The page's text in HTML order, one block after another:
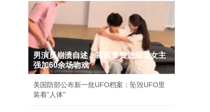
男演员崩溃自述：富婆带资进组当女主
强加60余场吻戏
美国防部公布新一批UFO档案：坠毁UFO里
装着"人体"